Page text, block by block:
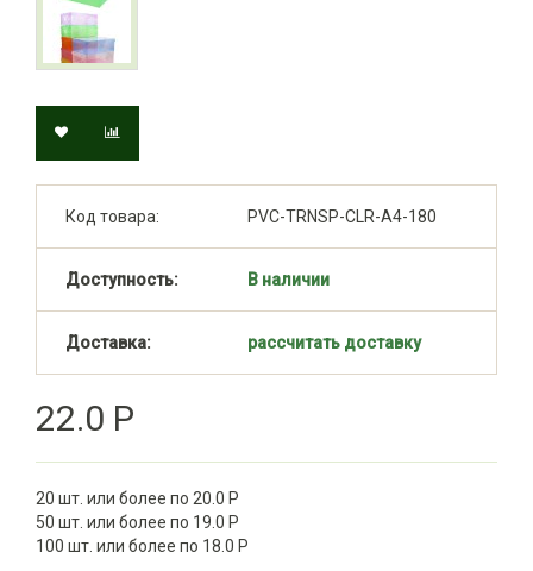
Код товара: PVC-TRNSP-CLR-A4-180
Доступность: В наличии
Доставка: рассчитать доставку
22.0 Р
20 шт. или более по 20.0 Р
50 шт. или более по 19.0 Р
100 шт. или более по 18.0 Р